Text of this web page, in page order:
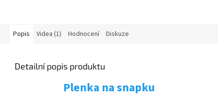
Popis Videa (1) Hodnocení Diskuze
Detailní popis produktu
Plenka na snapku